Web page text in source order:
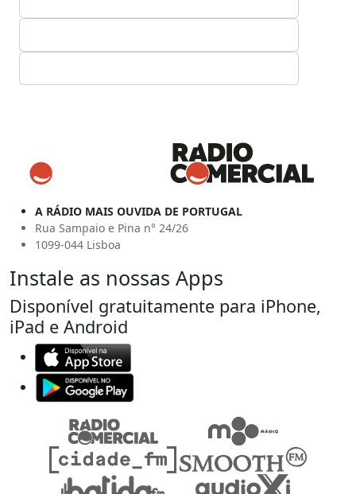
A RÁDIO MAIS OUVIDA DE PORTUGAL
Rua Sampaio e Pina n° 24/26
1099-044 Lisboa
Instale as nossas Apps
Disponível gratuitamente para iPhone,
iPad e Android